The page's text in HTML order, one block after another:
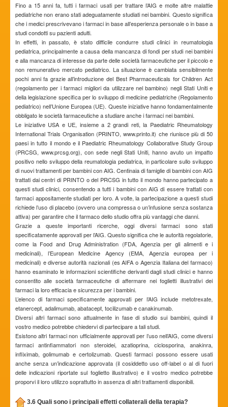
Fino a 15 anni fa, tutti i farmaci usati per trattare l’AIG e molte altre malattie
pediatriche non erano stati adeguatamente studiati nei bambini. Questo significa
che i medici prescrivevano i farmaci in base all’esperienza personale o in base a
studi condotti su pazienti adulti.
In effetti, in passato, è stato difficile condurre studi clinici in reumatologia
pediatrica, principalmente a causa della mancanza di fondi per studi nei bambini
e alla mancanza di interesse da parte delle società farmaceutiche per il piccolo e
non remunerativo mercato pediatrico. La situazione è cambiata sensibilmente
pochi anni fa grazie all’introduzione del Best Pharmaceuticals for Children Act
(regolamento per i farmaci migliori da utilizzare nel bambino) negli Stati Uniti e
della legislazione specifica per lo sviluppo di medicine pediatriche (Regolamento
pediatrico) nell’Unione Europea (UE). Queste iniziative hanno fondamentalmente
obbligato le società farmaceutiche a studiare anche i farmaci nei bambini.
Le iniziative USA e UE, insieme a 2 grandi reti, la Paediatric Rheumatology
International Trials Organisation (PRINTO, www.printo.it) che riunisce più di 50
paesi in tutto il mondo e il Paediatric Rheumatology Collaborative Study Group
(PRCSG, www.prcsg.org), con sede negli Stati Uniti, hanno avuto un impatto
positivo nello sviluppo della reumatologia pediatrica, in particolare sullo sviluppo
di nuovi trattamenti per bambini con AIG. Centinaia di famiglie di bambini con AIG
trattati dai centri di PRINTO o del PRCSG in tutto il mondo hanno partecipato a
questi studi clinici, consentendo a tutti i bambini con AIG di essere trattati con
farmaci appositamente studiati per loro. A volte, la partecipazione a questi studi
richiede l’uso di placebo (ovvero una compressa o un’infusione senza sostanza
attiva) per garantire che il farmaco dello studio offra più vantaggi che danni.
Grazie a queste importanti ricerche, oggi diversi farmaci sono stati
specificatamente approvati per l’AIG. Questo significa che le autorità regolatorie,
come la Food and Drug Administration (FDA, Agenzia per gli alimenti e i
medicinali), l’European Medicine Agency (EMA, Agenzia europea per i
medicinali) e diverse autorità nazionali (es AIFA o Agenzia Italiana del farmaco)
hanno esaminato le informazioni scientifiche derivanti dagli studi clinici e hanno
consentito alle società farmaceutiche di affermare nei foglietti illustrativi dei
farmaci la loro efficacia e sicurezza per i bambini.
L’elenco di farmaci specificamente approvati per l’AIG include metotrexate,
etanercept, adalimumab, abatacept, tocilizumab e canakinumab.
Diversi altri farmaci sono attualmente in fase di studio sui bambini, quindi il
vostro medico potrebbe chiedervi di partecipare a tali studi.
Esistono altri farmaci non ufficialmente approvati per l’uso nell’AIG, come diversi
farmaci antinfiammatori non steroidei, azatioprina, ciclosporina, anakinra,
infliximab, golimumab e certolizumab. Questi farmaci possono essere usati
anche senza un’indicazione approvata (il cosiddetto uso off-label o al di fuori
delle indicazioni riportate sul foglietto illustrativo) e il vostro medico potrebbe
proporvi il loro utilizzo soprattutto in assenza di altri trattamenti disponibili.
3.6 Quali sono i principali effetti collaterali della terapia?